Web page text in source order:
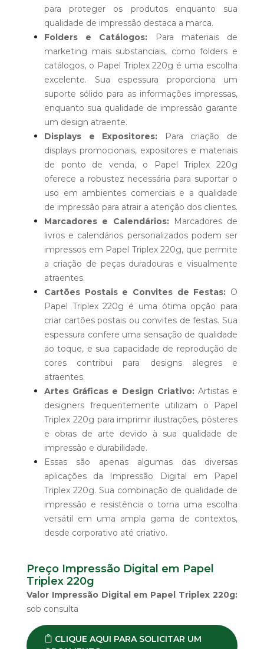
para proteger os produtos enquanto sua
qualidade de impressão destaca a marca.
Folders e Catálogos: Para materiais de
marketing mais substanciais, como folders e
catálogos, o Papel Triplex 220g é uma escolha
excelente. Sua espessura proporciona um
suporte sólido para as informações impressas,
enquanto sua qualidade de impressão garante
um design atraente.
Displays e Expositores: Para criação de
displays promocionais, expositores e materiais
de ponto de venda, o Papel Triplex 220g
oferece a robustez necessária para suportar o
uso em ambientes comerciais e a qualidade
de impressão para atrair a atenção dos clientes.
Marcadores e Calendários:Marcadores de
livros e calendários personalizados podem ser
impressos em Papel Triplex 220g, que permite
a criação de peças duradouras e visualmente
atraentes.
Cartões Postais e Convites de Festas: O
Papel Triplex 220g é uma ótima opção para
criar cartões postais ou convites de festas. Sua
espessura confere uma sensação de qualidade
ao toque, e sua capacidade de reprodução de
cores contribui para designs alegres e
atraentes.
Artes Gráficas e Design Criativo:Artistas e
designers frequentemente utilizam o Papel
Triplex 220g para imprimir ilustrações, pôsteres
e obras de arte devido à sua qualidade de
impressão e durabilidade.
Essas são apenas algumas das diversas
aplicações da Impressão Digital em Papel
Triplex 220g. Sua combinação de qualidade de
impressão e resistência o torna uma escolha
versátil em uma ampla gama de contextos,
desde corporativo até criativo.
Preço Impressão Digital em Papel
Triplex 220g
Valor Impressão Digital em Papel Triplex 220g:
sob consulta
CLIQUE AQUI PARA SOLICITAR UM